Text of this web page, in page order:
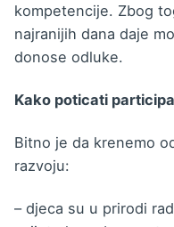
kompetencije. Zbog
najranijih dana daje
donose odluke.
Kako poticati
Bitno je da krenemo
razvoju:
– djeca su u prirodi